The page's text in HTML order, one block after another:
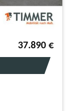
37.890 €